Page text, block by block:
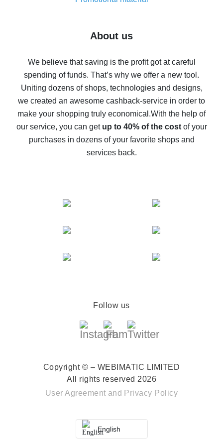
Five ways to get the most cash back on AliExpress
back
10% cash back on AliExpress - the impossible is
possible
The best cash back on AliExpress - how to find it
The best cash back service for AliExpress - let's
compare offers
About us
We believe that saving is the profit got at careful
spending of funds. That’s why we offer a new tool.
Uniting dozens of shops, technologies and designs,
we created an awesome cashback-service in order to
make your shopping truly economical.With the help of
our service, you can get up to 40% of the costof your
purchases in dozens of your favorite shops and
services back.
Follow us
Copyright © – WEBIMATIC LIMITED
All rights reserved 2026
User Agreement and Privacy Policy
English